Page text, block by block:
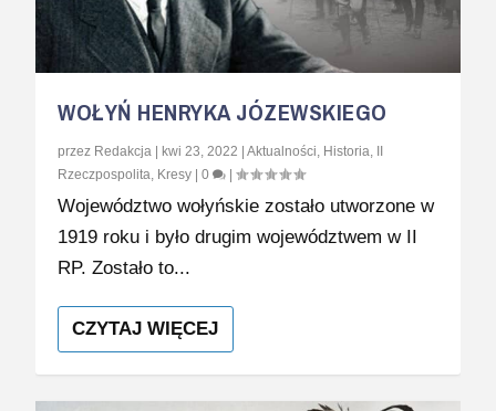
WOŁYŃ HENRYKA JÓZEWSKIEGO
przez Redakcja kwi 23, 2022 |Aktualności, Historia,
Rzeczpospolita, Kresy |0 |
Województwo wołyńskie zostało utworzone w
1919 roku i było drugim województwem w II
RP. Zostało to...
CZYTAJ WIĘCEJ